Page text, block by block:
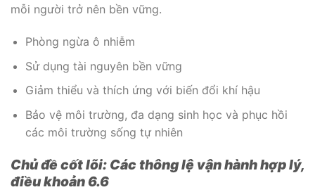
mỗi người trở nên bền vững.
Phòng ngừa ô nhiễm
Sử dụng tài nguyên bền vững
Giảm thiểu và thích ứng với biến đổi khí hậu
Bảo vệ môi trường, đa dạng sinh học và phục hồi
các môi trường sống tự nhiên
Chủ đề cốt lõi: Các thông lệ vận hành hợp lý,
điều khoản 6.6